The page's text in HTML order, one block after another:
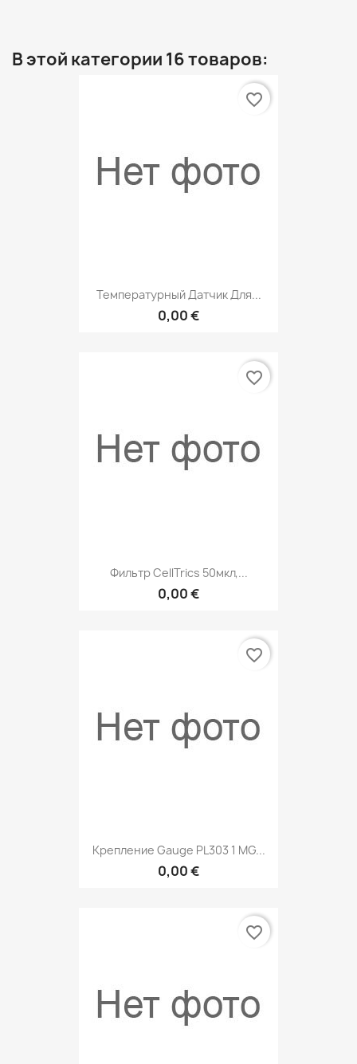
В этой категории 16 товаров:
Температурный Датчик Для...
0,00 €
favorite_border
Фильтр CellTrics 50мкл,...
0,00 €
favorite_border
Крепление Gauge PL303 1 MG...
0,00 €
favorite_border
favorite_border